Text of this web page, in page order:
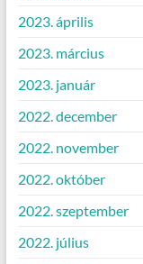
2023. április
2023. március
2023. január
2022. december
2022. november
2022. október
2022. szeptember
2022. július